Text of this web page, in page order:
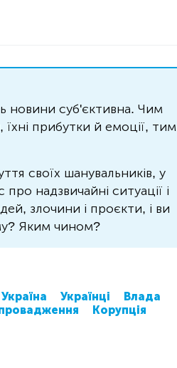
новини суб'єктивна. Чим
прибутки й емоції, тим
своїх шанувальників, у
надзвичайні ситуації і
злочини і проєкти, і ви
Яким чином?
Україна Українці
Влада
Корупція